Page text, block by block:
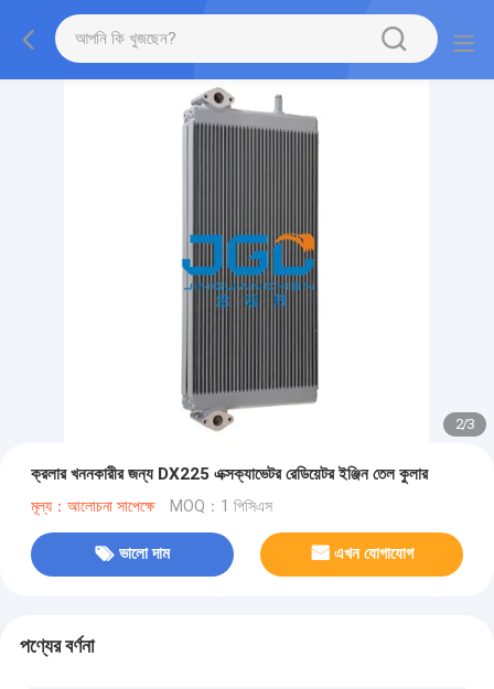
2/3
ক্রলার খননকারীর জন্য DX225 এক্সক্যাভেটর রেডিয়েটর ইঞ্জিন তেল কুলার
মূল্য：আলোচনা সাপেক্ষে MOQ：1 পিসিএস
ভালো দাম এখন যোগাযোগ
পণ্যের বর্ণনা